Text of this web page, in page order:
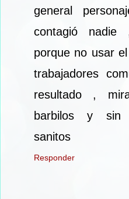
general
contagió nadie
porque no usar
trabajadores
resultado ,
barbilos y sin
sanitos
Responder